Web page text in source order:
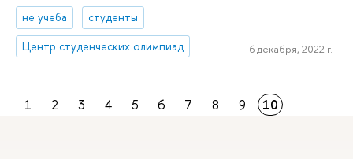
не учеба
студенты
Центр студенческих олимпиад
6 декабря, 2022 г.
1 2 3 4 5 6 7 8 9 10